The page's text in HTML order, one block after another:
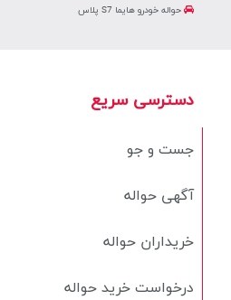
حواله خودرو هایما S7 پلاس
دسترسی سریع
جست و جو
آگهی حواله
خریداران حواله
درخواست خرید حواله